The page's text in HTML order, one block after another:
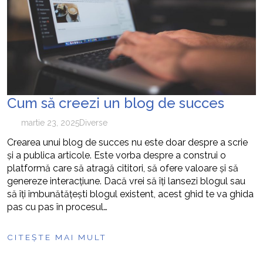
cum pot fi prevenite
Cum să creezi un blog de succes
martie 23, 2025Diverse
Crearea unui blog de succes nu este doar despre a scrie
și a publica articole. Este vorba despre a construi o
platformă care să atragă cititori, să ofere valoare și să
genereze interacțiune. Dacă vrei să îți lansezi blogul sau
să îți îmbunătățești blogul existent, acest ghid te va ghida
pas cu pas în procesul…
CITEȘTE MAI MULT